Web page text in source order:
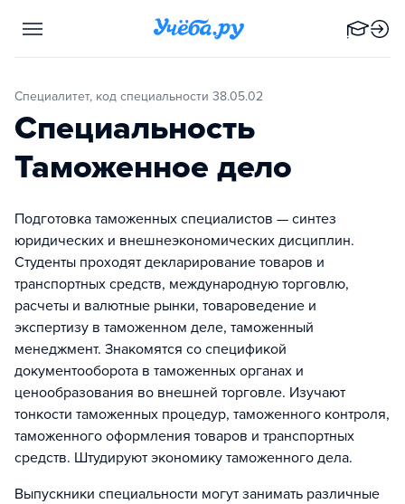
Специалитет, код специальности 38.05.02
Специальность
Таможенное дело
Подготовка таможенных специалистов — синтез
юридических и внешнеэкономических дисциплин.
Студенты проходят декларирование товаров и
транспортных средств, международную торговлю,
расчеты и валютные рынки, товароведение и
экспертизу в таможенном деле, таможенный
менеджмент. Знакомятся со спецификой
документооборота в таможенных органах и
ценообразования во внешней торговле. Изучают
тонкости таможенных процедур, таможенного контроля,
таможенного оформления товаров и транспортных
средств. Штудируют экономику таможенного дела.
Выпускники специальности могут занимать различные